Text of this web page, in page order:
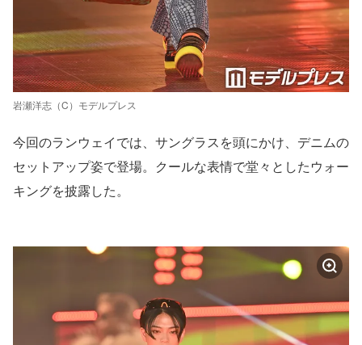
岩瀬洋志（C）モデルプレス
今回のランウェイでは、サングラスを頭にかけ、デニムの
セットアップ姿で登場。クールな表情で堂々としたウォー
キングを披露した。